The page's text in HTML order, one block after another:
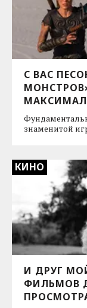
С ВАС
знаменитой
КИНО
И ДРУГ
ФИЛЬМОВ